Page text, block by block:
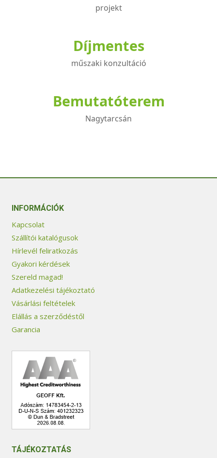
projekt
Díjmentes
műszaki konzultáció
Bemutatóterem
Nagytarcsán
INFORMÁCIÓK
Kapcsolat
Szállítói katalógusok
Hírlevél feliratkozás
Gyakori kérdések
Szereld magad!
Adatkezelési tájékoztató
Vásárlási feltételek
Elállás a szerződéstől
Garancia
TÁJÉKOZTATÁS